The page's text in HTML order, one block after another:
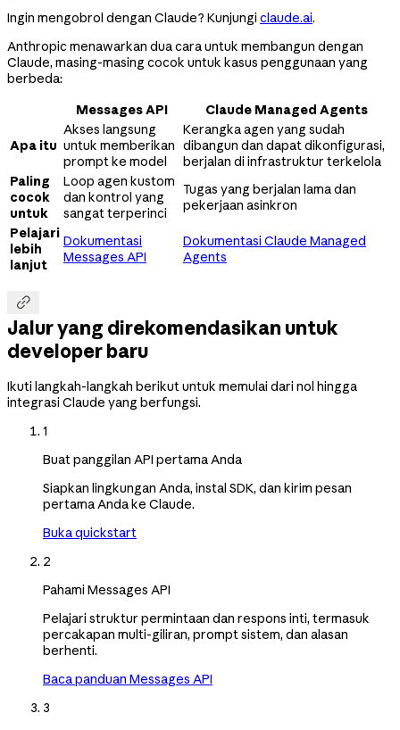
Ingin mengobrol dengan Claude? Kunjungi claude.ai.
Anthropic menawarkan dua cara untuk membangun dengan
Claude, masing-masing cocok untuk kasus penggunaan yang
berbeda:
Messages API
Claude Managed Agents
Apa itu
Akses langsung
untuk memberikan
prompt ke model
Kerangka agen yang sudah
dibangun dan dapat dikonfigurasi,
berjalan di infrastruktur terkelola
Paling
cocok
untuk
Loop agen kustom
dan kontrol yang
sangat terperinci
Tugas yang berjalan lama dan
pekerjaan asinkron
Pelajari
lebih
lanjut
Dokumentasi
Messages API
Dokumentasi Claude Managed
Agents

Jalur yang direkomendasikan untuk
developer baru
Ikuti langkah-langkah berikut untuk memulai dari nol hingga
integrasi Claude yang berfungsi.
1
Buat panggilan API pertama Anda
Siapkan lingkungan Anda, instal SDK, dan kirim pesan
pertama Anda ke Claude.
Buka quickstart
2
Pahami Messages API
Pelajari struktur permintaan dan respons inti, termasuk
percakapan multi-giliran, prompt sistem, dan alasan
berhenti.
Baca panduan Messages API
3